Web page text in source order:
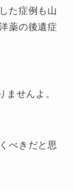
た症例も山
薬の後遺症
せんよ。
べきだと思